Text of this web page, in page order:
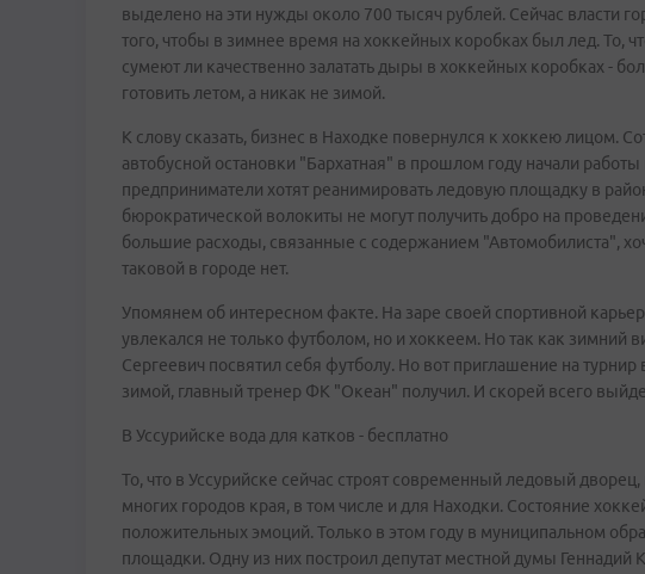
выделено на эти нужды около 700 тысяч рублей. Сейчас власти
того, чтобы в зимнее время на хоккейных коробках был лед. То,
сумеют ли качественно залатать дыры в хоккейных коробках -
готовить летом, а никак не зимой.
К слову сказать, бизнес в Находке повернулся к хоккею лицом.
автобусной остановки "Бархатная" в прошлом году начали
предприниматели хотят реанимировать ледовую площадку в
бюрократической волокиты не могут получить добро на
большие расходы, связанные с содержанием "Автомобилиста",
таковой в городе нет.
Упомянем об интересном факте. На заре своей спортивной
увлекался не только футболом, но и хоккеем. Но так как зимний
Сергеевич посвятил себя футболу. Но вот приглашение на
зимой, главный тренер ФК "Океан" получил. И скорей всего
В Уссурийске вода для катков - бесплатно
То, что в Уссурийске сейчас строят современный ледовый
многих городов края, в том числе и для Находки. Состояние
положительных эмоций. Только в этом году в муниципальном
площадки. Одну из них построил депутат местной думы